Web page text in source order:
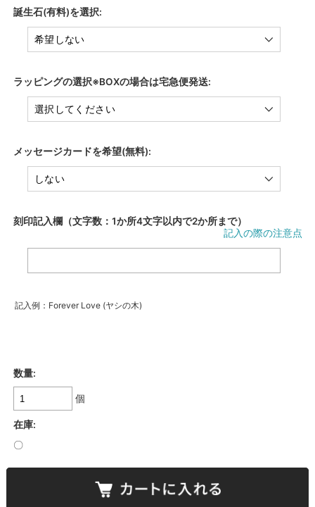
誕生石(有料)を選択:
ラッピングの選択※BOXの場合は宅急便発送:
メッセージカードを希望(無料):
刻印記入欄（文字数：1か所4文字以内で2か所まで）
記入の際の注意点
記入例：Forever Love (ヤシの木)
数量:
個
在庫:
〇